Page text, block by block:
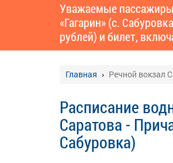
Уважаемые
«Гагарин» (с.
рублей) и билет,
Главная Речной вокзал
Расписание
Саратова -
Сабуровка)